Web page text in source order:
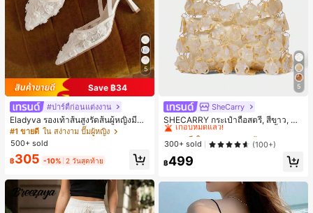
5
Save ฿34
#ปาร์ตี้ก่อนแต่งงาน
Eladyva รองเท้าส้นสูงรัดส้นผู้หญิงมีดอ
กไม้ประดับตาข่ายเสริมและสามารถสว
มได้สองแบบ ส้นสูง 7 ซม. รูปแบบโรมัน
หรูหรา ส้นเข็ม ลุคเทพนิยาย
#1 ขายดี ใน สง่างาม ปั๊มผู้หญิง
500+ sold
฿305 -10% 2 วันสุดท้าย
5
SheCarry
SHECARRY กระเป๋าถือสตรี, สีขาว, แฟ
ชั่น, สง่างาม, วันหยุด, งานปาร์ตี้
#1 ขายดี
เกือบหมดแล้ว!
#1 ขายดี
เกือบหมดแล้ว!
#1 ขายดี
เกือบหมดแล้ว!
#1 ขายดี
ใน บรรยากาศฤดูร้อน กระเป๋าหูหิ้วด้านบนผู้หญิง
เกือบหมดแล้ว!
300+ sold (100+)
฿499